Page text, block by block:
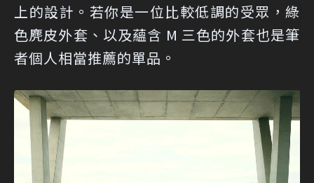
上的設計。若你是一位比較低調的受眾，綠
色麂皮外套、以及蘊含 M 三色的外套也是筆
者個人相當推薦的單品。